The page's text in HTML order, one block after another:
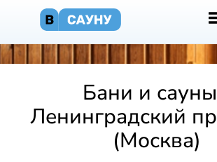
Бани и
Ленинградский
(Москва)